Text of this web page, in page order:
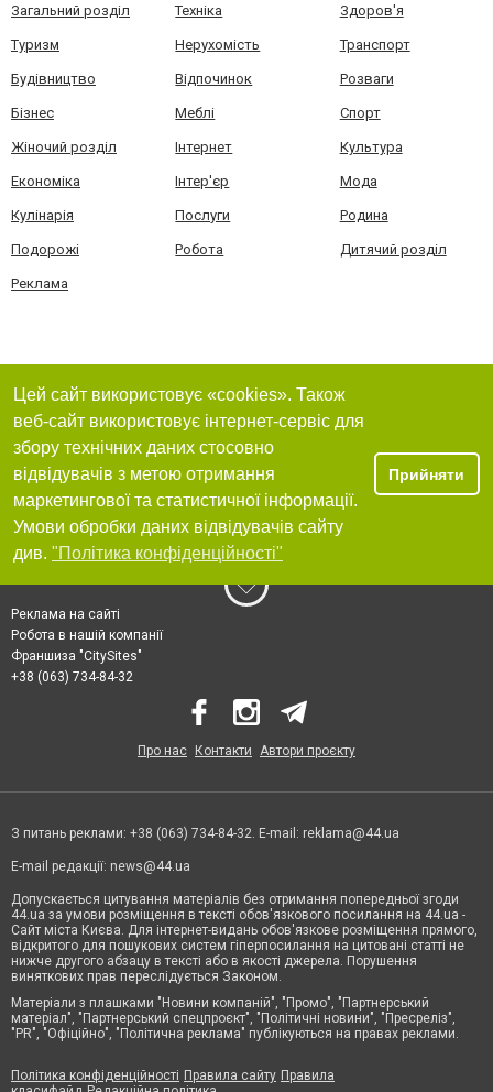
Загальний розділ Техніка Здоров'я
Туризм Нерухомість Транспорт
Будівництво Відпочинок Розваги
Бізнес Меблі Спорт
Жіночий розділ Інтернет Культура
Економіка Інтер'єр Мода
Кулінарія Послуги Родина
Подорожі Робота Дитячий розділ
Реклама
Цей сайт використовує «cookies». Також
веб-сайт використовує інтернет-сервіс для
збору технічних даних стосовно
відвідувачів з метою отримання
маркетингової та статистичної інформації.
Умови обробки даних відвідувачів сайту
див. "Політика конфіденційності"
Прийняти
Реклама на сайті
Робота в нашій компанії
Франшиза "CitySites"
+38 (063) 734-84-32
Про нас Контакти Автори проєкту
З питань реклами: +38 (063) 734-84-32. E-mail: reklama@44.ua
E-mail редакції: news@44.ua
Допускається цитування матеріалів без отримання попередньої згоди
44.ua за умови розміщення в тексті обов'язкового посилання на 44.ua -
Сайт міста Києва. Для інтернет-видань обов'язкове розміщення прямого,
відкритого для пошукових систем гіперпосилання на цитовані статті не
нижче другого абзацу в тексті або в якості джерела. Порушення
виняткових прав переслідується Законом.
Матеріали з плашками "Новини компаній", "Промо", "Партнерський
матеріал", "Партнерський спецпроєкт", "Політичні новини", "Пресреліз",
"PR", "Офіційно", "Політична реклама" публікуються на правах реклами.
Політика конфіденційності Правила сайту Правила